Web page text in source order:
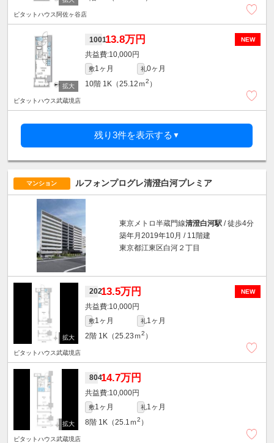
ピタットハウス阿佐ヶ谷店
NEW
100113.8万円
10,000円
敷1ヶ月 礼0ヶ月
10階 1K（25.12ｍ2 ）
ピタットハウス武蔵境店
残り3件を表示する ▼
マンション ルフォンプログレ清澄白河プレミア
東京メトロ半蔵門線清澄白河駅 / 徒歩4分
築年月2019年10月 / 11階建
東京都江東区白河２丁目
NEW
20213.5万円
10,000円
敷1ヶ月 礼1ヶ月
2階 1K（25.23ｍ2 ）
ピタットハウス武蔵境店
80414.7万円
10,000円
敷1ヶ月 礼1ヶ月
8階 1K（25.1ｍ2 ）
ピタットハウス武蔵境店